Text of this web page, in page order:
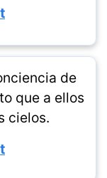
de
que a ellos
cielos.